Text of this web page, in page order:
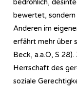
bedrohlich,
bewertet,
Anderen im
erfährt mehr über
Beck, a.a.O, S
Herrschaft des
soziale